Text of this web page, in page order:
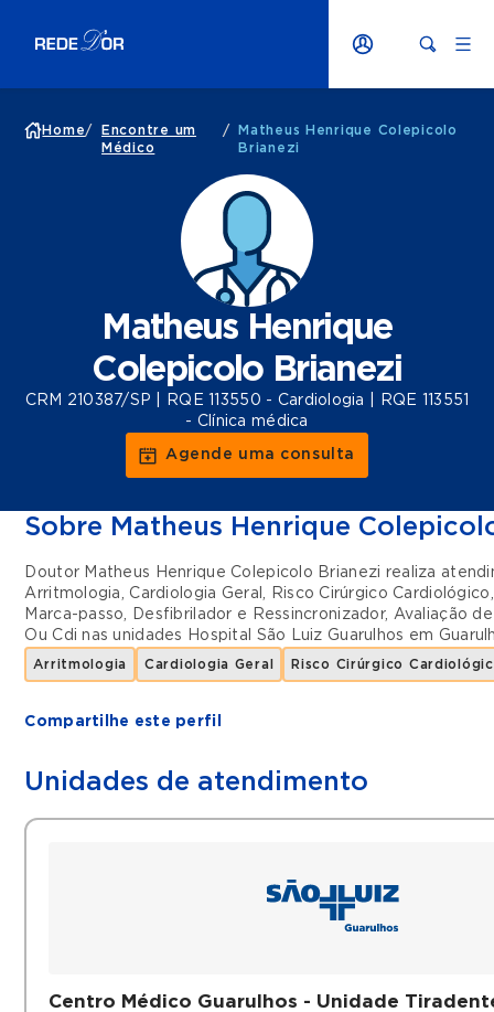
Home/
Encontre um
Médico
/
Matheus Henrique Colepicolo
Brianezi
Matheus Henrique
Colepicolo Brianezi
CRM 210387/SP | RQE 113550 - Cardiologia | RQE 113551
- Clínica médica
Agende uma consulta
Sobre Matheus Henrique
Doutor Matheus Henrique Colepicolo Brianezi realiza
Arritmologia, Cardiologia Geral, Risco Cirúrgico Cardiológico
Marca-passo, Desfibrilador e Ressincronizador, Avaliação
Ou Cdi nas unidades Hospital São Luiz Guarulhos em
Arritmologia Cardiologia Geral Risco Cirúrgico
Compartilhe este perfil
Unidades de atendimento
Centro Médico Guarulhos - Unidade